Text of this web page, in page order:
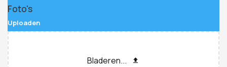
Foto's
Uploaden
Bladeren...